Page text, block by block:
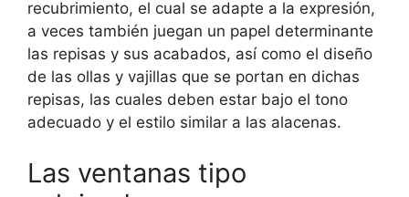
recubrimiento, el cual se adapte a la expresión,
a veces también juegan un papel determinante
las repisas y sus acabados, así como el diseño
de las ollas y vajillas que se portan en dichas
repisas, las cuales deben estar bajo el tono
adecuado y el estilo similar a las alacenas.
Las ventanas tipo